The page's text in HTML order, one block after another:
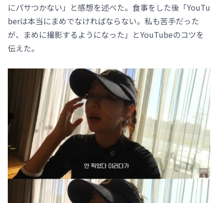
にパサつかない」と感想を述べた。食事をした後「YouTu
berは本当にまめでなければならない。私も苦手だった
が、まめに撮影するようになった」とYouTubeのコツを
伝えた。